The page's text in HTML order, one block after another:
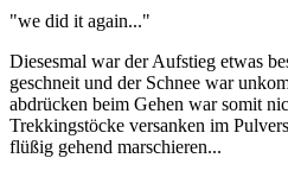
"we did it again..."
Diesesmal war der Aufstieg etwas
geschneit und der Schnee war
abdrücken beim Gehen war somit
Trekkingstöcke versanken im
flüßig gehend marschieren...